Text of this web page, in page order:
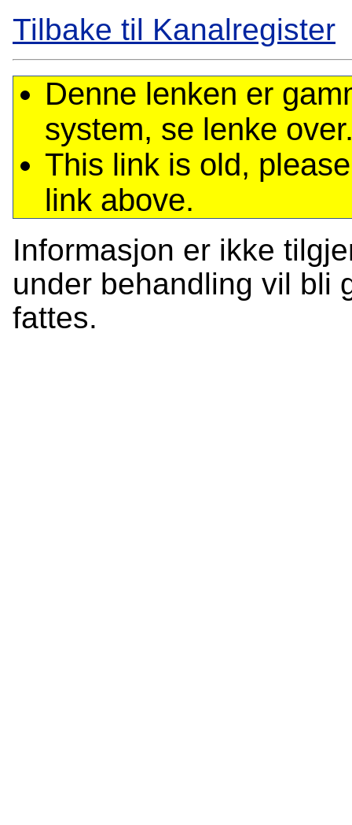
Tilbake til Kanalregister
Denne lenken er
system, se lenke
This link is old,
link above.
Informasjon er ikke
under behandling vil bli
fattes.